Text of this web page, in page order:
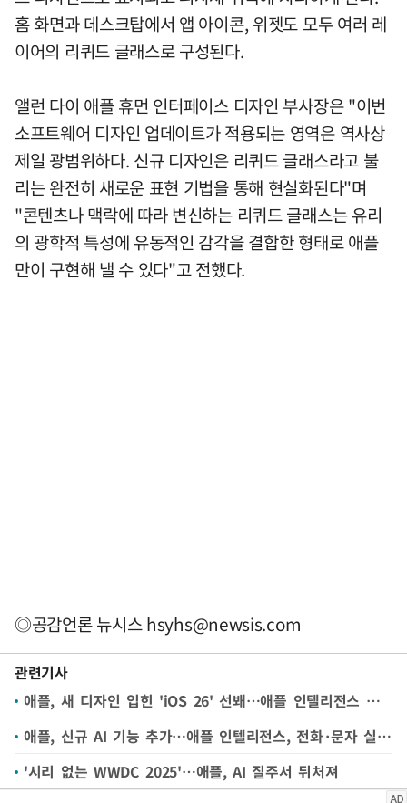
홈 화면과 데스크탑에서 앱 아이콘, 위젯도 모두 여러 레
이어의 리퀴드 글래스로 구성된다.
앨런 다이 애플 휴먼 인터페이스 디자인 부사장은 "이번
소프트웨어 디자인 업데이트가 적용되는 영역은 역사상
제일 광범위하다. 신규 디자인은 리퀴드 글래스라고 불
리는 완전히 새로운 표현 기법을 통해 현실화된다"며
"콘텐츠나 맥락에 따라 변신하는 리퀴드 글래스는 유리
의 광학적 특성에 유동적인 감각을 결합한 형태로 애플
만이 구현해 낼 수 있다"고 전했다.
◎공감언론 뉴시스hsyhs@newsis.com
관련기사
애플, 새 디자인 입힌 'iOS 26' 선봬…애플 인텔리전스 신기능은?
애플, 신규 AI 기능 추가…애플 인텔리전스, 전화·문자 실시간 번역한다
'시리 없는 WWDC 2025'…애플, AI 질주서 뒤처져